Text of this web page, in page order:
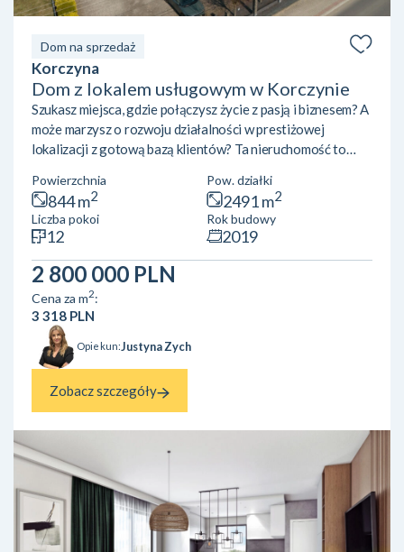
Dom na sprzedaż
Korczyna
Dom z lokalem usługowym w Korczynie
Szukasz miejsca, gdzie połączysz życie z pasją i biznesem? A
może marzysz o rozwoju działalności w prestiżowej
lokalizacji z gotową bazą klientów? Ta nieruchomość to
nowoczesnymi wnętrzami i potencjałem, który ogranicza
tylko Twoja wyobraźnia. Wyjątkowa Nieruchomość
Inwestycyjna z Potencjałem – Korczyna k. KrosnaNa
sprzedaż unikalny parterowy budynek usługowo-
mieszkalny z użytkowym poddaszem, o imponującej
powierzchni całkowitej 844 m², zlo...
Powierzchnia
844 m2
Pow. działki
2491 m2
Liczba pokoi
12
Rok budowy
2019
2 800 000 PLN
Cena za m2:
3 318 PLN
Opiekun:Justyna Zych
Zobacz szczegóły